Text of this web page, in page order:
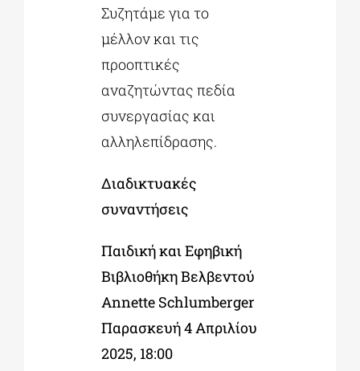
Συζητάμε για το
μέλλον και τις
προοπτικές
αναζητώντας πεδία
συνεργασίας και
αλληλεπίδρασης.
Διαδικτυακές
συναντήσεις
Παιδική και Εφηβική
Βιβλιοθήκη Βελβεντού
Annette Schlumberger
Παρασκευή 4 Απριλίου
2025, 18:00